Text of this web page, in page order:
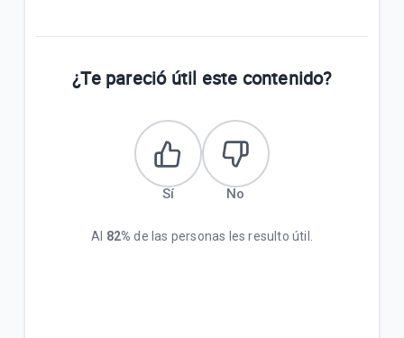
¿Te pareció útil este contenido?
Sí No
Al 82% de las personas les resulto útil.